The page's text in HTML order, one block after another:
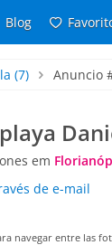
Blog
(7) Anuncio
em
de e-mail
navegar entre las